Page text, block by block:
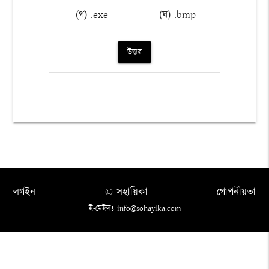
(গ) .exe (ঘ) .bmp
উত্তর
লগইন গোপনীয়তা
© সহায়িকা
ই-মেইলঃ info@sohayika.com